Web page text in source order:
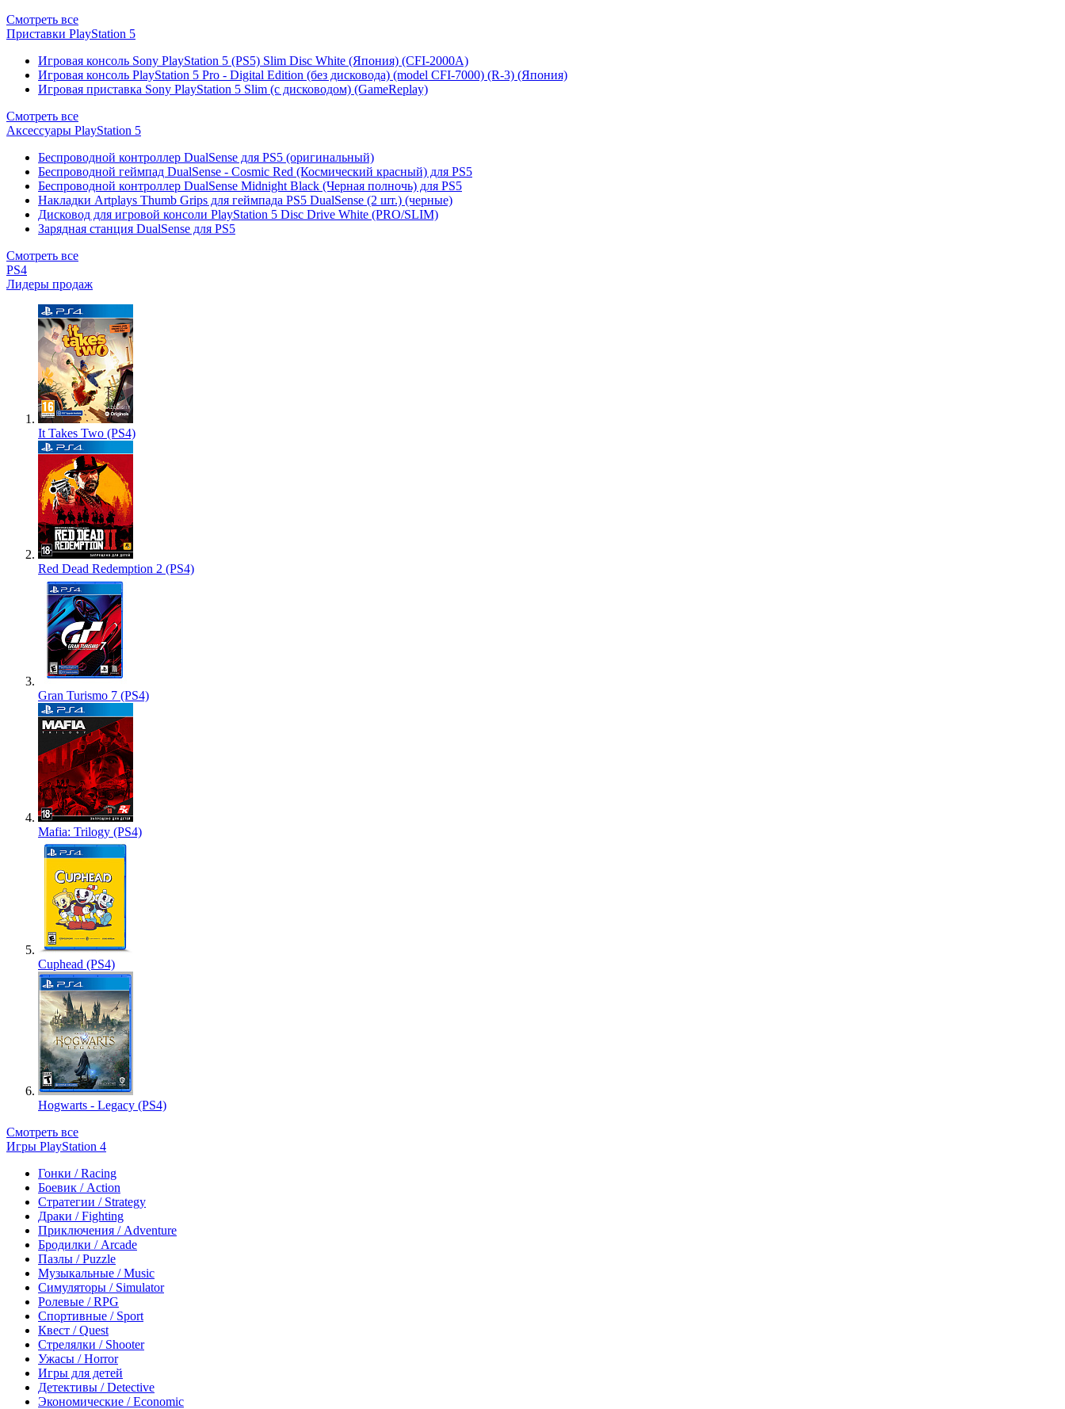
Смотреть все
Приставки PlayStation 5
Игровая консоль Sony PlayStation 5 (PS5) Slim Disc White (Япония) (CFI-2000A)
Игровая консоль PlayStation 5 Pro - Digital Edition (без дисковода) (model CFI-7000) (R-3) (Япония)
Игровая приставка Sony PlayStation 5 Slim (с дисководом) (GameReplay)
Смотреть все
Аксессуары PlayStation 5
Беспроводной контроллер DualSense для PS5 (оригинальный)
Беспроводной геймпад DualSense - Cosmic Red (Космический красный) для PS5
Беспроводной контроллер DualSense Midnight Black (Черная полночь) для PS5
Накладки Artplays Thumb Grips для геймпада PS5 DualSense (2 шт.) (черные)
Дисковод для игровой консоли PlayStation 5 Disc Drive White (PRO/SLIM)
Зарядная станция DualSense для PS5
Смотреть все
PS4
Лидеры продаж
It Takes Two (PS4)
Red Dead Redemption 2 (PS4)
Gran Turismo 7 (PS4)
Mafia: Trilogy (PS4)
Cuphead (PS4)
Hogwarts - Legacy (PS4)
Смотреть все
Игры PlayStation 4
Гонки / Racing
Боевик / Action
Стратегии / Strategy
Драки / Fighting
Приключения / Adventure
Бродилки / Arcade
Пазлы / Puzzle
Музыкальные / Music
Симуляторы / Simulator
Ролевые / RPG
Спортивные / Sport
Квест / Quest
Стрелялки / Shooter
Ужасы / Horror
Игры для детей
Детективы / Detective
Экономические / Economic